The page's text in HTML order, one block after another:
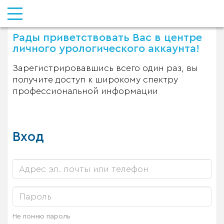
Рады приветствовать Вас в центре
личного урологического аккаунта!
Зарегистрировавшись всего один раз, вы
получите доступ к широкому спектру
профессиональной информации
Вход
Не помню пароль